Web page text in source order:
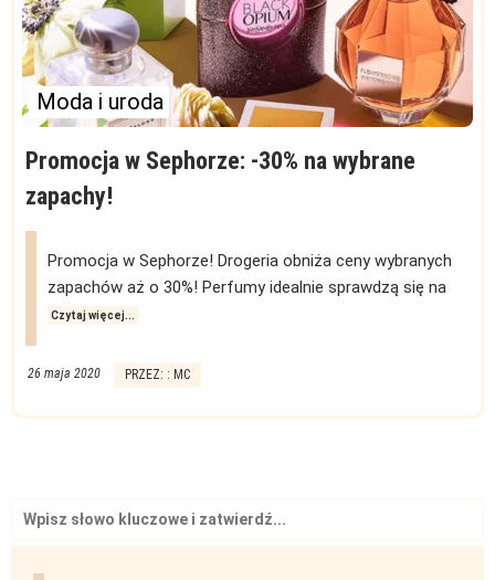
Moda i uroda
Promocja w Sephorze: -30% na wybrane
zapachy!
Promocja w Sephorze! Drogeria obniża ceny wybranych
zapachów aż o 30%! Perfumy idealnie sprawdzą się na
Czytaj więcej...
26 maja 2020 PRZEZ: : MC
for: